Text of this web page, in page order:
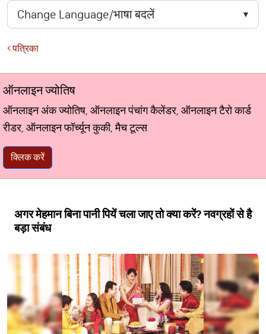
पत्रिका
ऑनलाइन ज्योतिष
ऑनलाइन अंक ज्योतिष, ऑनलाइन पंचांग कैलेंडर, ऑनलाइन टैरो कार्ड
रीडर, ऑनलाइन फॉर्च्यून कुकी, मैच टूल्स
क्लिक करें
अगर मेहमान बिना पानी पियें चला जाए तो क्या करें? नवग्रहों से है
बड़ा संबंध